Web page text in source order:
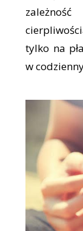
tylko na
w